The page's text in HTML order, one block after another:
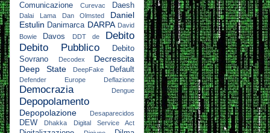
Comunicazione
Curevac Daesh
Dalai Lama Dan Olmsted
Daniel
Estulin Danimarca DARPA David
Bowie
Davos DDT de
Debito
Debito Pubblico
Debito
Sovrano
Decodex
Decrescita
Deep State
DeepFake Default
Defender Europe Deflazione
Democrazia Dengue
Depopolamento
Depopolazione Desaparecidos
DEW Dhakka Digital Service Act